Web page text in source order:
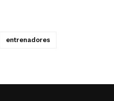
entrenadores